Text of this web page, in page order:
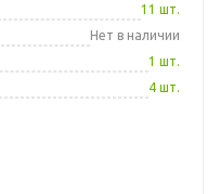
11 шт.
Нет в наличии
1 шт.
4 шт.